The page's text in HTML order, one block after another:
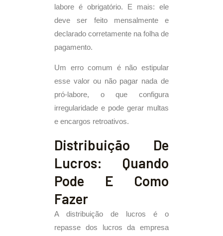
labore é obrigatório. E mais: ele
deve ser feito mensalmente e
declarado corretamente na folha de
pagamento.
Um erro comum é não estipular
esse valor ou não pagar nada de
pró-labore, o que configura
irregularidade e pode gerar multas
e encargos retroativos.
Distribuição De
Lucros: Quando
Pode E Como
Fazer
A distribuição de lucros é o
repasse dos lucros da empresa